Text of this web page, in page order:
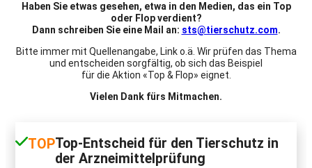
Haben Sie etwas gesehen, etwa in den Medien, das ein Top
oder Flop verdient?
Dann schreiben Sie eine Mail an: sts@tierschutz.com.
Bitte immer mit Quellenangabe, Link o.ä. Wir prüfen das Thema
und entscheiden sorgfältig, ob sich das Beispiel
für die Aktion «Top & Flop» eignet.
Vielen Dank fürs Mitmachen.
TOPTop-Entscheid für den Tierschutz in
der Arzneimittelprüfung